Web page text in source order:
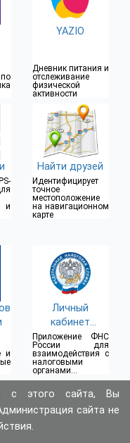
YAZIO
Дневник питания и
отслеживание
физической
активности
Найти друзей
Идентифицирует
точное
местоположение
на навигационном
карте
и
Личный
кабинет
предпринимате
ля
Приложение ФНС
России для
взаимодействия с
налоговыми
органами в
режиме on-line
с этого сайта, Вы
сайта не